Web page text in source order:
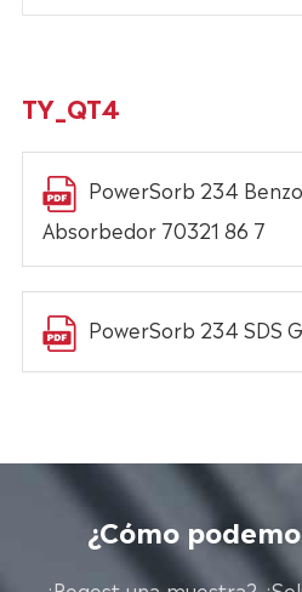
TY_QT4
PowerSorb 234
Absorbedor 70321 86 7
PowerSorb 234 SDS
¿Cómo